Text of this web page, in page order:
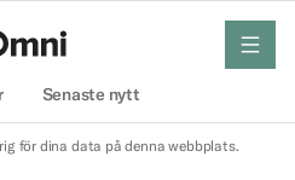
Senaste nytt
meny
för dina data på denna webbplats.